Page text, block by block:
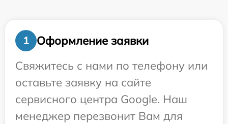
1
Оформление заявки
Свяжитесь с нами по телефону или
оставьте заявку на сайте
сервисного центра Google. Наш
менеджер перезвонит Вам для